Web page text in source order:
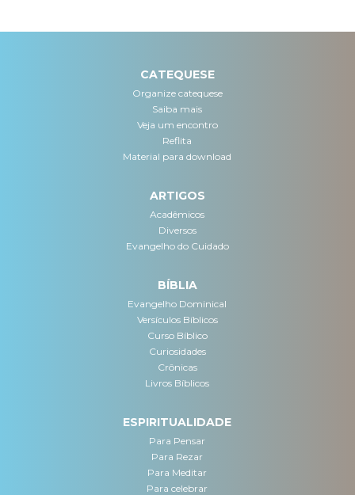
CATEQUESE
Organize catequese
Saiba mais
Veja um encontro
Reflita
Material para download
ARTIGOS
Acadêmicos
Diversos
Evangelho do Cuidado
BÍBLIA
Evangelho Dominical
Versículos Bíblicos
Curso Bíblico
Curiosidades
Crônicas
Livros Bíblicos
ESPIRITUALIDADE
Para Pensar
Para Rezar
Para Meditar
Para celebrar